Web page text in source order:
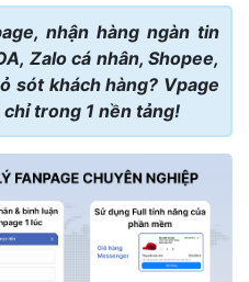
nhận hàng ngàn tin
Zalo cá nhân, Shopee,
sót khách hàng? Vpage
trong 1 nền tảng!